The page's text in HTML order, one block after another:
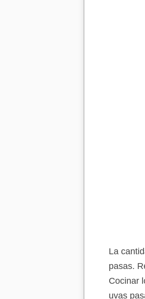
La
pasas.
Cocinar
uvas